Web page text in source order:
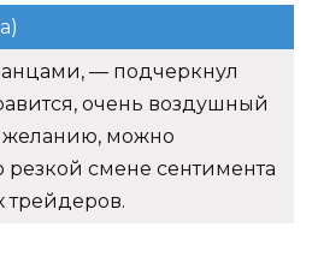
— подчеркнул
очень воздушный
желанию, можно
резкой смене сентимента